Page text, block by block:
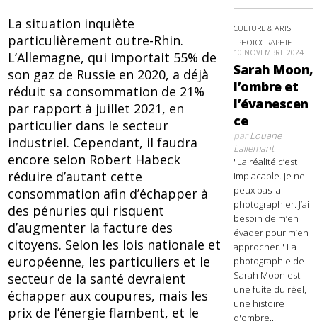
La situation inquiète
particulièrement outre-Rhin.
L’Allemagne, qui importait 55% de
son gaz de Russie en 2020, a déjà
réduit sa consommation de 21%
par rapport à juillet 2021, en
particulier dans le secteur
industriel. Cependant, il faudra
encore selon Robert Habeck
réduire d’autant cette
consommation afin d’échapper à
des pénuries qui risquent
d’augmenter la facture des
citoyens. Selon les lois nationale et
européenne, les particuliers et le
secteur de la santé devraient
échapper aux coupures, mais les
prix de l’énergie flambent, et le
CULTURE & ARTS
PHOTOGRAPHIE
10 NOVEMBRE 2024
Sarah Moon,
l’ombre et
l’évanescen
ce
parLouane
Lallemant
"La réalité c’est
implacable. Je ne
peux pas la
photographier. J’ai
besoin de m’en
évader pour m’en
approcher." La
photographie de
Sarah Moon est
une fuite du réel,
une histoire
d'ombre...